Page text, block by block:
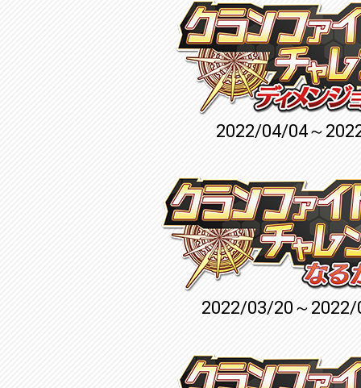
2022/04/04～
2022/03/20～